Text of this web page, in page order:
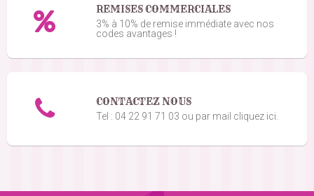
REMISES COMMERCIALES
3% à 10% de remise immédiate avec nos
codes avantages !
CONTACTEZ NOUS
Tel : 04 22 91 71 03 ou par mail cliquez ici.